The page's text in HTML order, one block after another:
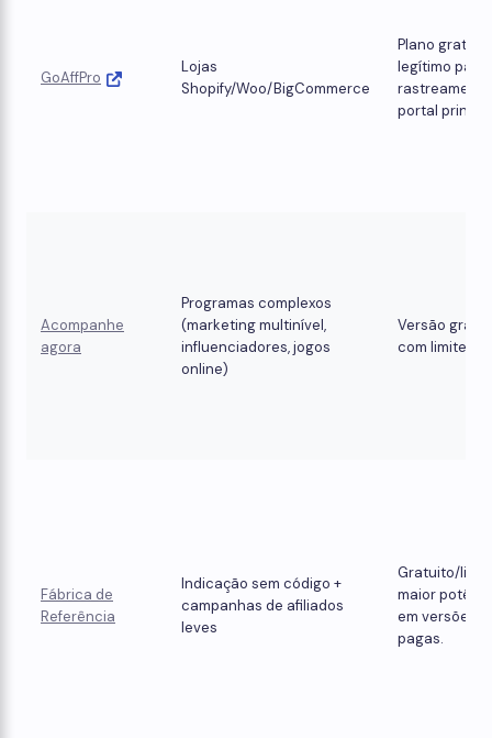
GoAffPro
Lojas
Shopify/Woo/BigCommerce
Plano gratuito
legítimo para
portal
Acompanhe
agora
Programas complexos
(marketing multinível,
influenciadores, jogos
online)
Versão
com limites
Fábrica de
Referência
Indicação sem código +
campanhas de afiliados
leves
Gratuito/
maior
em versões
pagas.